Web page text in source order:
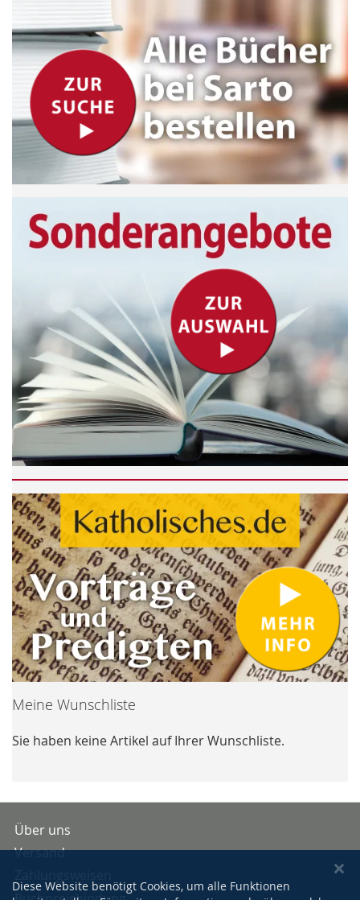
Meine Wunschliste
Sie haben keine Artikel auf Ihrer Wunschliste.
Über uns
Versand
Diese Website benötigt Cookies, um alle Funktionen